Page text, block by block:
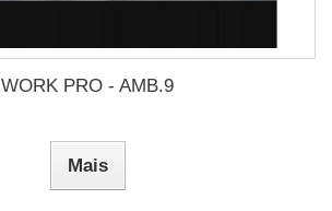
WORK PRO - AMB.9
Mais